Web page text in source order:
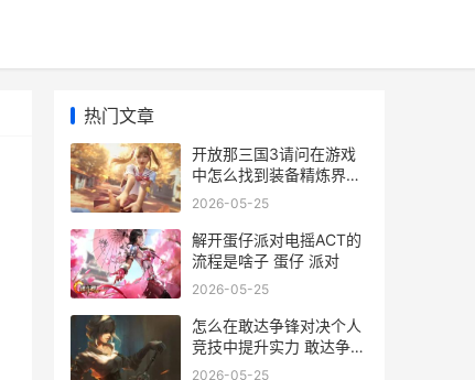
热门文章
开放那三国3请问在游戏
中怎么找到装备精炼界面
放开那三国3服务器开放
2026-05-25
解开蛋仔派对电摇ACT的
流程是啥子 蛋仔 派对
2026-05-25
怎么在敢达争锋对决个人
竞技中提升实力 敢达争锋
游戏视频
2026-05-25